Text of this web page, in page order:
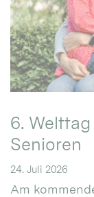
6.
Senioren
24. Juli 2026
Am